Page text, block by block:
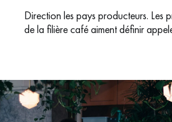
Direction les pays producteurs. Les
de la filière café aiment définir